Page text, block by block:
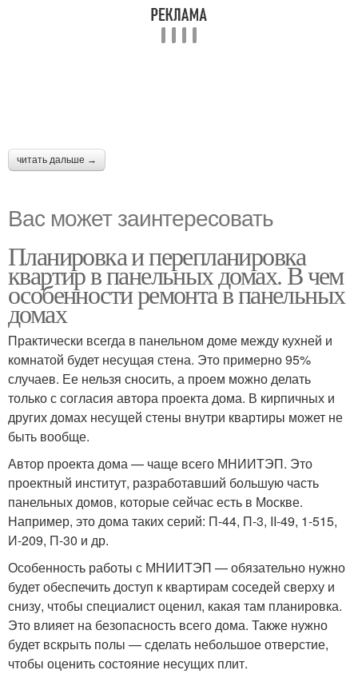
читать дальше →
Вас может заинтересовать
Планировка и перепланировка
квартир в панельных домах. В чем
особенности ремонта в панельных
домах
Практически всегда в панельном доме между кухней и
комнатой будет несущая стена. Это примерно 95%
случаев. Ее нельзя сносить, а проем можно делать
только с согласия автора проекта дома. В кирпичных и
других домах несущей стены внутри квартиры может не
быть вообще.
Автор проекта дома — чаще всего МНИИТЭП. Это
проектный институт, разработавший большую часть
панельных домов, которые сейчас есть в Москве.
Например, это дома таких серий: П-44, П-3, II-49, 1-515,
И-209, П-30 и др.
Особенность работы с МНИИТЭП — обязательно нужно
будет обеспечить доступ к квартирам соседей сверху и
снизу, чтобы специалист оценил, какая там планировка.
Это влияет на безопасность всего дома. Также нужно
будет вскрыть полы — сделать небольшое отверстие,
чтобы оценить состояние несущих плит.